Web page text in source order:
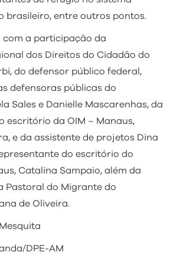
brasileiro, entre outros pontos.
com a participação da
dos Direitos do Cidadão do
do defensor público federal,
defensoras públicas do
Sales e Danielle Mascarenhas, da
escritório da OIM – Manaus,
e da assistente de projetos Dina
do escritório do
Catalina Sampaio, além da
Pastoral do Migrante do
de Oliveira.
DPE-AM